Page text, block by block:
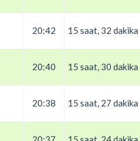
20:42 15 saat, 32 dakika
20:40 15 saat, 30 dakika
20:38 15 saat, 27 dakika